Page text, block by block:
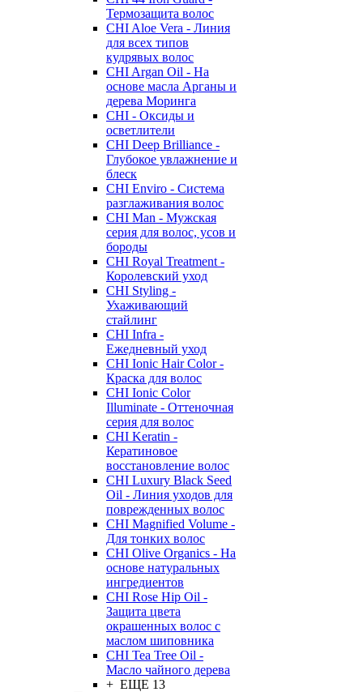
Термозащита волос
CHI Aloe Vera - Линия
для всех типов
кудрявых волос
CHI Argan Oil - На
основе масла Арганы и
дерева Моринга
CHI - Оксиды и
осветлители
CHI Deep Brilliance -
Глубокое увлажнение и
блеск
CHI Enviro - Система
разглаживания волос
CHI Man - Мужская
серия для волос, усов и
бороды
CHI Royal Treatment -
Королевский уход
CHI Styling -
Ухаживающий
стайлинг
CHI Infra -
Ежедневный уход
CHI Ionic Hair Color -
Краска для волос
CHI Ionic Color
Illuminate - Оттеночная
серия для волос
CHI Keratin -
Кератиновое
восстановление волос
CHI Luxury Black Seed
Oil - Линия уходов для
поврежденных волос
CHI Magnified Volume -
Для тонких волос
CHI Olive Organics - На
основе натуральных
ингредиентов
CHI Rose Hip Oil -
Защита цвета
окрашенных волос с
маслом шиповника
CHI Tea Tree Oil -
Масло чайного дерева
+ ЕЩЕ 13